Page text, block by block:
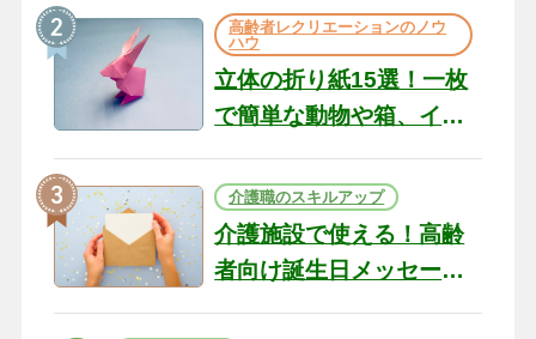
の現場から（22）
高齢者レクリエーションのノウ
ハウ
立体の折り紙15選！一枚
で簡単な動物や箱、イン
テリアになる作品まで
介護職のスキルアップ
介護施設で使える！高齢
者向け誕生日メッセージ
の例文と書き方のポイン